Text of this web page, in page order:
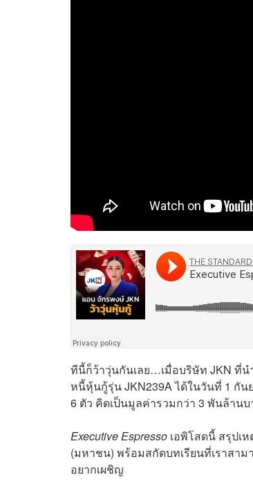
ทีนี้ก็ว้าวุ่นกันเลย…เมื่อบริษัท JKN ที่น
หนี้หุ้นกู้รุ่น JKN239A ได้ในวันที่ 1 กั
6 ตัว คิดเป็นมูลค่ารวมกว่า 3 พันล้านบ
Executive Espresso เอพิโสดนี้ สรุปเ
(มหาชน) พร้อมสกัดบทเรียนที่เราสาม
อยากเผชิญ